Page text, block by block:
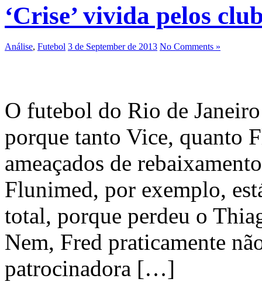
‘Crise’ vivida pelos
Análise, Futebol 3 de September de 2013 No Comments »
O futebol do Rio de
porque tanto Vice, quanto
ameaçados de
Flunimed, por exemplo,
total, porque perdeu o
Nem, Fred praticamente
patrocinadora […]